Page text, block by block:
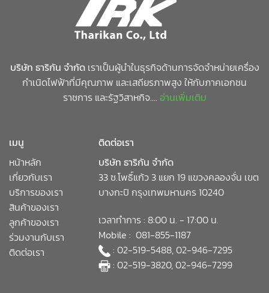
บริษัท ธาริกัน จำกัดเราเป็นผู้นำในธุรกิจด้านการจัดจำหน่ายเครื่อง
กำเนิดไฟฟ้าที่มีคุณภาพ และเสถียรภาพสูง ให้กับภาคเอกชน
ราชการ และรัฐวิสาหกิจ.... อ่านเพิ่มเติม
เมนู
หน้าหลัก
เกี่ยวกับเรา
บริการของเรา
สินค้าของเรา
ลูกค้าของเรา
ร่วมงานกับเรา
ติดต่อเรา
ติดต่อเรา
บริษัท ธาริกัน จำกัด
33 ซ.โพธิ์แก้ว 3 แยก 19 แขวงคลองจั่น เขต
บางกะปิ กรุงเทพมหานคร 10240
เวลาทำการ : 8:00 น. - 17:00 น.
Mobile : 081-855-1187
: 02-519-5488, 02-946-7295
: 02-519-3820, 02-946-7299